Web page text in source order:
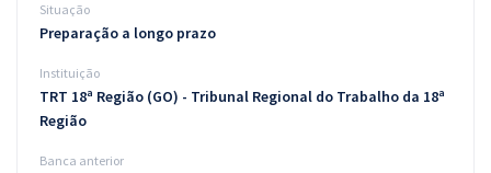
Blog
Atendimento
Situação
Preparação a longo prazo
Instituição
TRT 18ª Região (GO) - Tribunal Regional do Trabalho da 18ª
Região
Banca anterior